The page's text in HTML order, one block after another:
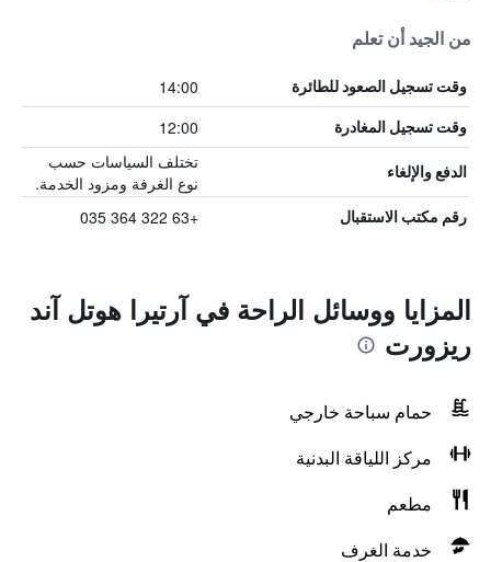
من الجيد أن تعلم
وقت تسجيل الصعود للطائرة 14:00
وقت تسجيل المغادرة 12:00
الدفع والإلغاء
تختلف السياسات حسب
نوع الغرفة ومزود الخدمة.
رقم مكتب الاستقبال +63 322 364 035
المزايا ووسائل الراحة في آرتيرا هوتل آند
ريزورت
حمام سباحة خارجي
مركز اللياقة البدنية
مطعم
خدمة الغرف